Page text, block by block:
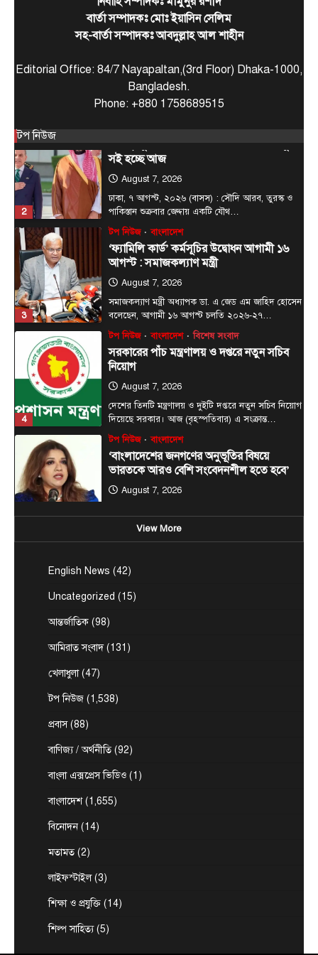
বার্তা সম্পাদকঃ মোঃ ইয়াসিন সেলিম
সহ-বার্তা সম্পাদকঃ আবদুল্লাহ আল শাহীন
Editorial Office: 84/7 Nayapaltan,(3rd Floor) Dhaka-1000,
Bangladesh.
Phone: +880 1758689515
টপ নিউজ
টপ নিউজ বাংলাদেশ বিশেষ সংবাদ
প্রধানমন্ত্রীকে বরণে প্রস্তুত চট্টগ্রাম, নেতাকর্মীরা
উজ্জীবিত
চট্টগ্রাম, (বাসস) : প্রধানমন্ত্রী হিসেবে দায়িত্ব গ্রহণের পর
প্রথমবার চট্টগ্রাম সফরে আসছেন তারেক রহমান।
আগামী…
2
আন্তর্জাতিক টপ নিউজ
সৌদি, তুরস্ক ও পাকিস্তানের মধ্যে প্রতিরক্ষা চুক্তি
সই হচ্ছে আজ
August 7, 2026
ঢাকা, ৭ আগস্ট, ২০২৬ (বাসস) : সৌদি আরব, তুরস্ক ও
পাকিস্তান শুক্রবার জেদ্দায় একটি যৌথ…
3
টপ নিউজ বাংলাদেশ
‘ফ্যামিলি কার্ড’ কর্মসূচির উদ্বোধন আগামী ১৬
আগস্ট : সমাজকল্যাণ মন্ত্রী
August 7, 2026
সমাজকল্যাণ মন্ত্রী অধ্যাপক ডা. এ জেড এম জাহিদ হোসেন
বলেছেন, আগামী ১৬ আগস্ট চলতি ২০২৬-২৭…
4
টপ নিউজ বাংলাদেশ বিশেষ সংবাদ
সরকারের পাঁচ মন্ত্রণালয় ও দপ্তরে নতুন সচিব
নিয়োগ
August 7, 2026
দেশের তিনটি মন্ত্রণালয় ও দুইটি দপ্তরে নতুন সচিব নিয়োগ
দিয়েছে সরকার। আজ (বৃহস্পতিবার) এ সংক্রান্ত…
টপ নিউজ বাংলাদেশ
‘বাংলাদেশের জনগণের অনুভূতির বিষয়ে
ভারতকে আরও বেশি সংবেদনশীল হতে হবে’
August 7, 2026
বাংলাদেশের জনগণের অনুভূতি ও সংবেদনশীলতার বিষয়ে
প্রধানমন্ত্রীকে বরণে প্রস্তুত চট্টগ্রাম, নেতাকর্মীরা
চট্টগ্রাম, (বাসস) : প্রধানমন্ত্রী হিসেবে দায়িত্ব গ্রহণের পর
আগামী…
সৌদি, তুরস্ক ও পাকিস্তানের মধ্যে প্রতিরক্ষা চুক্তি
সই হচ্ছে আজ
ঢাকা, ৭ আগস্ট, ২০২৬ (বাসস) : সৌদি আরব, তুরস্ক ও
পাকিস্তান শুক্রবার জেদ্দায় একটি যৌথ…
টপ নিউজ
‘ফ্যামিলি কার্ড’ কর্মসূচির উদ্বোধন আগামী ১৬
আগস্ট : সমাজকল্যাণ মন্ত্রী
সরকারের পাঁচ মন্ত্রণালয় ও দপ্তরে নতুন সচিব
নিয়োগ
দেশের তিনটি মন্ত্রণালয় ও দুইটি দপ্তরে নতুন সচিব নিয়োগ
View More
English News (42)
Uncategorized (15)
আন্তর্জাতিক (98)
আমিরাত সংবাদ(131)
খেলাধুলা(47)
টপ নিউজ (1,538)
প্রবাস(88)
বাণিজ্য / অর্থনীতি (92)
বাংলা এক্সপ্রেস ভিডিও (1)
বাংলাদেশ(1,655)
বিনোদন (14)
মতামত (2)
লাইফস্টাইল(3)
শিক্ষা ও প্রযুক্তি (14)
শিল্প সাহিত্য(5)